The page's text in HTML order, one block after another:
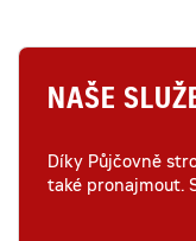
NAŠE
Díky Půjčovně
také pronajmout.